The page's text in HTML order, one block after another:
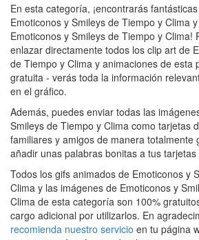
En esta categoría, ¡encontrarás
Emoticonos y Smileys de Tiempo y Clima
Emoticonos y Smileys de Tiempo y Clima!
enlazar directamente todos los clip art de
de Tiempo y Clima y animaciones de esta
gratuita - verás toda la información
en el gráfico.
Además, puedes enviar todas las
Smileys de Tiempo y Clima como tarjetas
familiares y amigos de manera totalmente
añadir unas palabras bonitas a tus
Todos los gifs animados de Emoticonos y
Clima y las imágenes de Emoticonos y
Clima de esta categoría son 100%
cargo adicional por utilizarlos. En
recomienda nuestro servicio en tu página